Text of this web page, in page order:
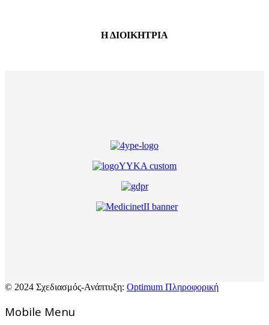
Η ΔΙΟΙΚΗΤΡΙΑ
© 2024 Σχεδιασμός-Ανάπτυξη: Optimum Πληροφορική
Mοbile Menu